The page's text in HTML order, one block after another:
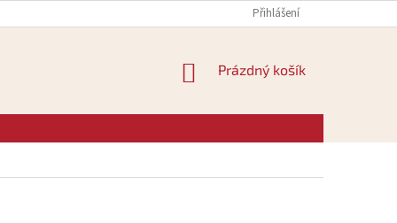
Přihlášení
NÁKUPNÍ
Prázdný košík